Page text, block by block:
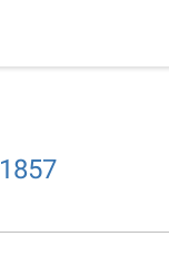
1857